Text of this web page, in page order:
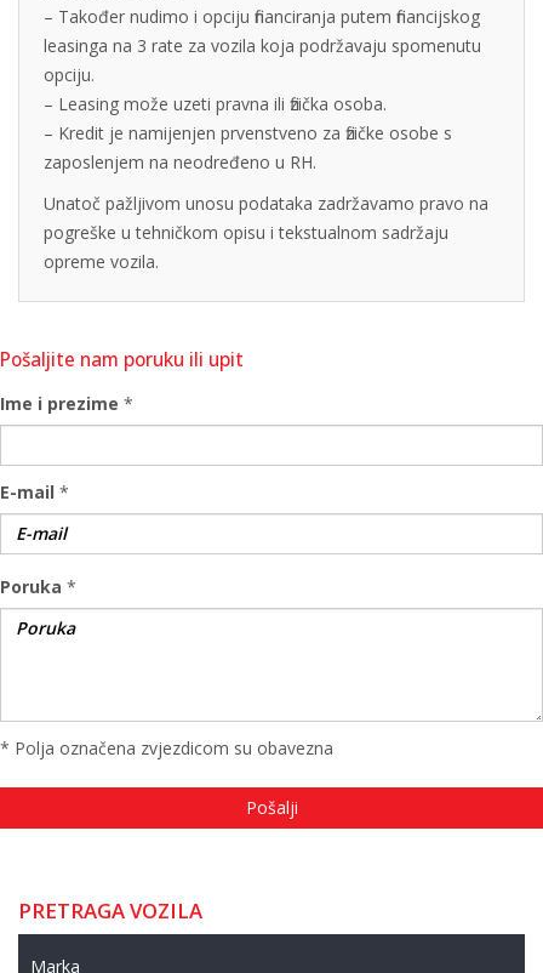
– Također nudimo i opciju financiranja putem financijskog
leasinga na 3 rate za vozila koja podržavaju spomenutu
opciju.
– Leasing može uzeti pravna ili fizička osoba.
– Kredit je namijenjen prvenstveno za fizičke osobe s
zaposlenjem na neodređeno u RH.
Unatoč pažljivom unosu podataka zadržavamo pravo na
pogreške u tehničkom opisu i tekstualnom sadržaju
opreme vozila.
Pošaljite nam poruku ili upit
Ime i prezime *
E-mail *
Poruka *
* Polja označena zvjezdicom su obavezna
PRETRAGA VOZILA
Marka